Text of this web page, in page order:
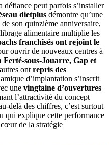
défiance peut parfois s’installer
dietplus démontre qu’une
son quinzième anniversaire,
alimentaire multiplie les
franchisés ont rejoint le
ouvrir de nouveaux centres à
sous-Jouarre, Gap et
ont repris des
d’implantation s’inscrit
une vingtaine d’ouvertures
l’attractivité du concept
delà des chiffres, c’est surtout
qui explique cette performance
de la stratégie